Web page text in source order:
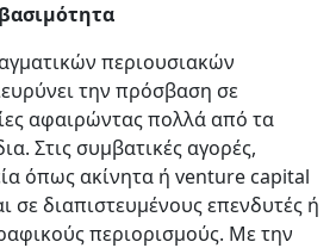
περιουσιακών
την πρόσβαση σε
αφαιρώντας πολλά από τα
Στις συμβατικές αγορές,
όπως ακίνητα ή venture capital
σε διαπιστευμένους επενδυτές ή
περιορισμούς. Με την